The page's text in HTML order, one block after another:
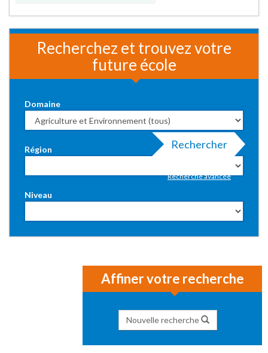
Recherchez et trouvez votre
future école
Domaine
Région
Niveau
Rechercher
Recherche avancée
Affiner votre recherche
Nouvelle recherche